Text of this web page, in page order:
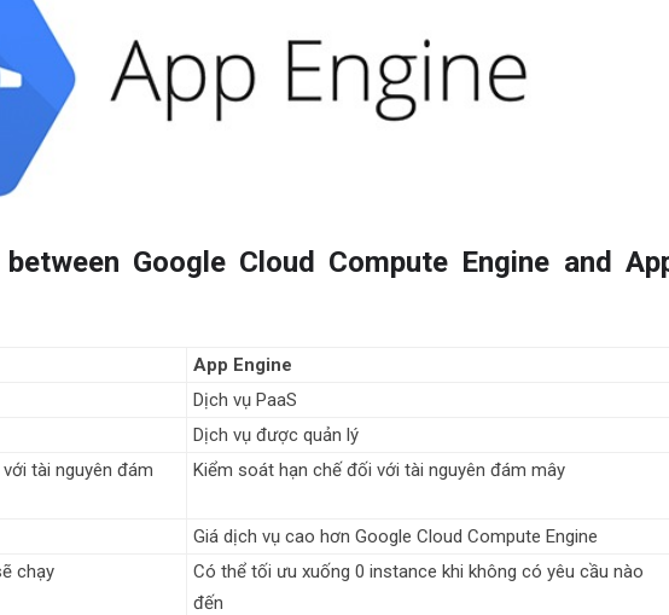
Google Cloud Compute Engine and
App Engine
Dịch vụ PaaS
Dịch vụ được quản lý
tài nguyên đám
Kiểm soát hạn chế đối với tài nguyên đám mây
Giá dịch vụ cao hơn Google Cloud Compute Engine
chạy
Có thể tối ưu xuống 0 instance khi không có yêu cầu nào
đến